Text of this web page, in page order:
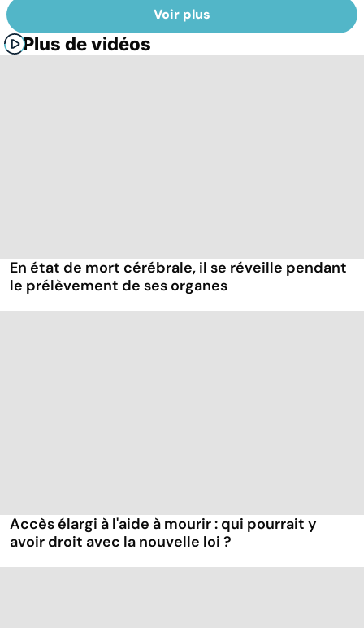
Voir plus
Plus de vidéos
En état de mort cérébrale, il se réveille pendant
le prélèvement de ses organes
Accès élargi à l'aide à mourir : qui pourrait y
avoir droit avec la nouvelle loi ?